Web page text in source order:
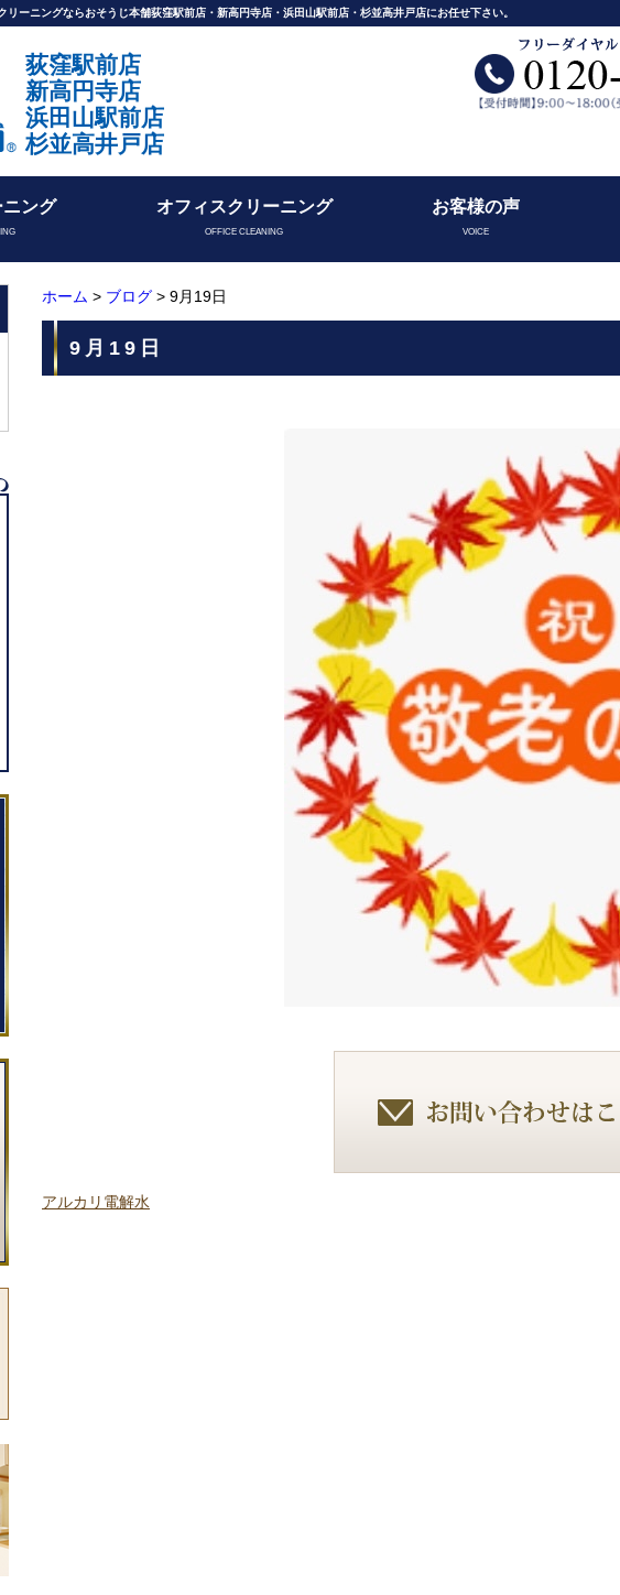
ーニングならおそうじ本舗荻窪駅前店・新高円寺店・浜田山駅前店・杉並高井戸店にお任せ下さい。
荻窪駅前店
新高円寺店
浜田山駅前店
杉並高井戸店
ング オフィスクリーニング
OFFICE CLEANING
お客様の声
VOICE
ホーム > ブログ > 9月19日
9月19日
アルカリ電解水